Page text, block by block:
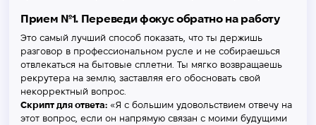
Прием №1. Переведи фокус обратно на работу
Это самый лучший способ показать, что ты держишь
разговор в профессиональном русле и не собираешься
отвлекаться на бытовые сплетни. Ты мягко возвращаешь
рекрутера на землю, заставляя его обосновать свой
некорректный вопрос.
Скрипт для ответа: «Я с большим удовольствием отвечу на
этот вопрос, если он напрямую связан с моими будущими